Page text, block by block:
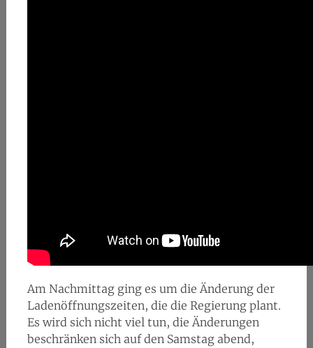
Am Nachmittag ging es um die Änderung der
Ladenöffnungszeiten, die die Regierung plant.
Es wird sich nicht viel tun, die Änderungen
beschränken sich auf den Samstag abend,